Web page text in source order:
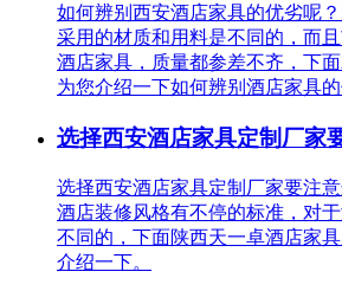
如何辨别西安酒店家具的优劣呢
采用的材质和用料是不同的，而
酒店家具，质量都参差不齐，下
为您介绍一下如何辨别酒店家具的
选择西安酒店家具定制厂家
选择西安酒店家具定制厂家要注
酒店装修风格有不停的标准，对
不同的，下面陕西天一卓酒店家
介绍一下。